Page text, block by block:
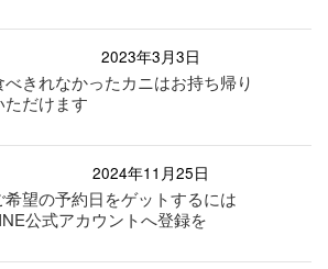
2023年3月3日
べきれなかったカニはお持ち帰り
ただけます
2024年11月25日
希望の予約日をゲットするには
公式アカウントへ登録を